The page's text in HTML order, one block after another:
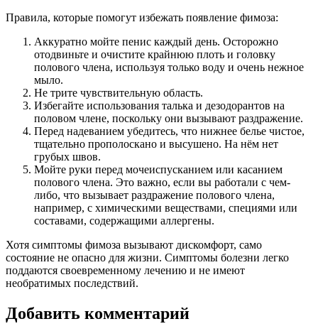
Правила, которые помогут избежать появление фимоза:
Аккуратно мойте пенис каждый день. Осторожно
отодвиньте и очистите крайнюю плоть и головку
полового члена, используя только воду и очень нежное
мыло.
Не трите чувствительную область.
Избегайте использования талька и дезодорантов на
половом члене, поскольку они вызывают раздражение.
Перед надеванием убедитесь, что нижнее белье чистое,
тщательно прополоскано и высушено. На нём нет
грубых швов.
Мойте руки перед мочеиспусканием или касанием
полового члена. Это важно, если вы работали с чем-
либо, что вызывает раздражение полового члена,
например, с химическими веществами, специями или
составами, содержащими аллергены.
Хотя симптомы фимоза вызывают дискомфорт, само
состояние не опасно для жизни. Симптомы болезни легко
поддаются своевременному лечению и не имеют
необратимых последствий.
Добавить комментарий